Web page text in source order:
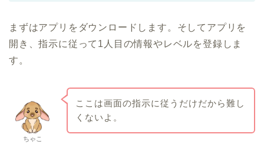
まずはアプリをダウンロードします。そしてアプリを
開き、指示に従って1人目の情報やレベルを登録しま
す。
ちゃこ
ここは画面の指示に従うだけだから難し
くないよ。